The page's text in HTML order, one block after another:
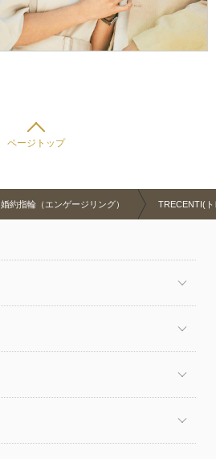
ページトップ
婚約指輪（エンゲージリング） TRECENTI(